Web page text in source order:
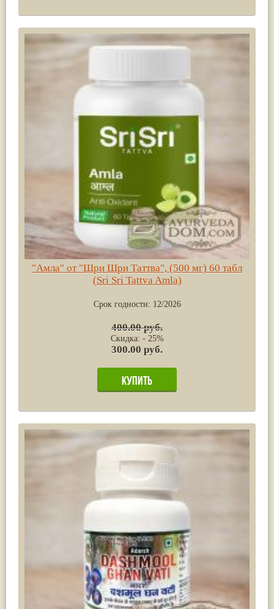
"Амла" от "Шри Шри Таттва", (500 мг) 60 табл
(Sri Sri Tattva Amla)
Срок годности: 12/2026
400.00 руб.
Скидка: - 25%
300.00 руб.